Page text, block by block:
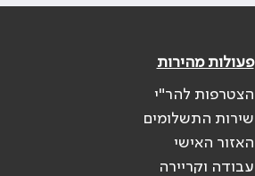
פעולות מהירות
הצטרפות להר"י
שירות התשלומים
האזור האישי
עבודה וקריירה